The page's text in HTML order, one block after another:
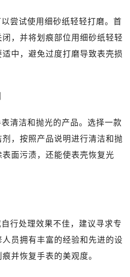
尝试使用细砂纸轻轻打磨。首
，并将划痕部位用细砂纸轻轻
中，避免过度打磨导致表壳损
清洁和抛光的产品。选择一款
，按照产品说明进行清洁和抛
面污渍，还能使表壳恢复光
行处理效果不佳，建议寻求专
员拥有丰富的经验和先进的设
并恢复手表的美观度。